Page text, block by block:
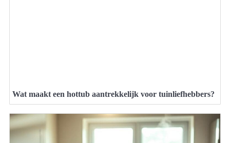
Wat maakt een hottub aantrekkelijk voor tuinliefhebbers?